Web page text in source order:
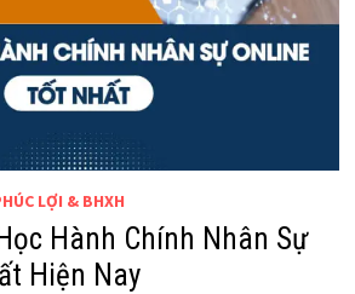
LỢI & BHXH
Hành Chính Nhân Sự
Hiện Nay